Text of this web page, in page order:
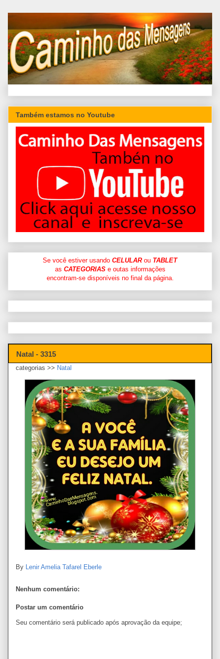
Também estamos no Youtube
Se você estiver usando CELULARou TABLET
as CATEGORIASe outas informações
encontram-se disponíveis no final da página.
Natal - 3315
categorias >> Natal
By Lenir Amelia Tafarel Eberle
Nenhum comentário:
Postar um comentário
Seu comentário será publicado após aprovação da equipe;